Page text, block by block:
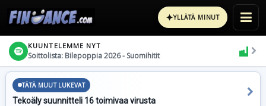
✦YLLÄTÄ MINUT
KUUNTELEMME NYT
Soittolista: Bilepoppia 2026 - Suomihitit
TÄTÄ MUUT LUKEVAT
Tekoäly suunnitteli 16 toimivaa virusta